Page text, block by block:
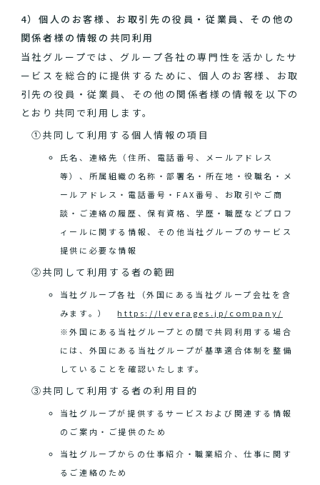
4）個人のお客様、お取引先の役員・従業員、その他の
関係者様の情報の共同利用
当社グループでは、グループ各社の専門性を活かしたサ
ービスを総合的に提供するために、個人のお客様、お取
引先の役員・従業員、その他の関係者様の情報を以下の
とおり共同で利用します。
①共同して利用する個人情報の項目
氏名、連絡先（住所、電話番号、メールアドレス
等）、所属組織の名称・部署名・所在地・役職名・メ
ールアドレス・電話番号・FAX番号、お取引やご商
談・ご連絡の履歴、保有資格、学歴・職歴などプロフ
ィールに関する情報、その他当社グループのサービス
提供に必要な情報
②共同して利用する者の範囲
当社グループ各社（外国にある当社グループ会社を含
みます。） https://leverages.jp/company/
※外国にある当社グループとの間で共同利用する場合
には、外国にある当社グループが基準適合体制を整備
していることを確認いたします。
③共同して利用する者の利用目的
当社グループが提供するサービスおよび関連する情報
のご案内・ご提供のため
当社グループからの仕事紹介・職業紹介、仕事に関す
るご連絡のため